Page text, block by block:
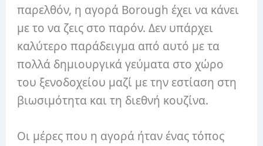
παρελθόν, η αγορά Borough έχει να κάνει
με το να ζεις στο παρόν. Δεν υπάρχει
καλύτερο παράδειγμα από αυτό με τα
πολλά δημιουργικά γεύματα στο χώρο
του ξενοδοχείου μαζί με την εστίαση στη
βιωσιμότητα και τη διεθνή κουζίνα.
Οι μέρες που η αγορά ήταν ένας τόπος